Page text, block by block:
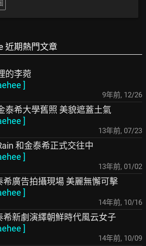
近期熱門文章
的李菀
]
9年前, 12/26
泰希大學舊照 美貌遮蓋土氣
]
13年前, 07/23
和金泰希正式交往中
]
13年前, 01/02
希廣告拍攝現場 美麗無懈可擊
]
14年前, 10/16
希新劇演繹朝鮮時代風云女子
]
14年前, 10/09